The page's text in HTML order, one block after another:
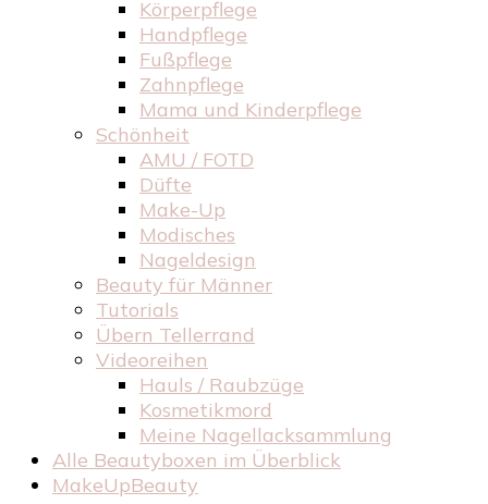
Körperpflege
Handpflege
Fußpflege
Zahnpflege
Mama und Kinderpflege
Schönheit
AMU / FOTD
Düfte
Make-Up
Modisches
Nageldesign
Beauty für Männer
Tutorials
Übern Tellerrand
Videoreihen
Hauls / Raubzüge
Kosmetikmord
Meine Nagellacksammlung
Alle Beautyboxen im Überblick
MakeUpBeauty